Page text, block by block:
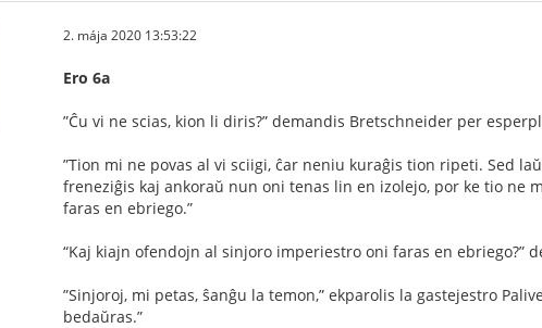
2. mája 2020 13:53:22
Ero 6a
”Ĉu vi ne scias, kion li diris?” demandis Bretschneider per
”Tion mi ne povas al vi sciigi, ĉar neniu kuraĝis tion ripeti. Sed
freneziĝis kaj ankoraŭ nun oni tenas lin en izolejo, por ke tio ne
faras en ebriego.”
“Kaj kiajn ofendojn al sinjoro imperiestro oni faras en ebriego?”
”Sinjoroj, mi petas, ŝanĝu la temon,” ekparolis la gastejestro
bedaŭras.”